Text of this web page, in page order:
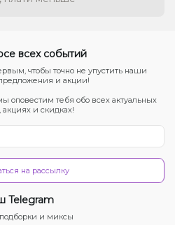
всех событий
чтобы точно не упустить наши
и акции!
оповестим тебя обо всех актуальных
акциях и скидках!
на рассылку
Telegram
и миксы